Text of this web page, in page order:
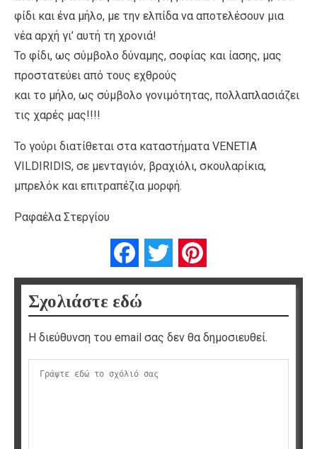
φίδι και ένα μήλο, με την ελπίδα να αποτελέσουν μια
νέα αρχή γι’ αυτή τη χρονιά!
Το φίδι, ως σύμβολο δύναμης, σοφίας και ίασης, μας
προστατεύει από τους εχθρούς
και το μήλο, ως σύμβολο γονιμότητας, πολλαπλασιάζει
τις χαρές μας!!!!
Το γούρι διατίθεται στα καταστήματα VENETIA
VILDIRIDIS, σε μενταγιόν, βραχιόλι, σκουλαρίκια,
μπρελόκ και επιτραπέζια μορφή.
Ραφαέλα Στεργίου
FacebookTwitter
Σχολιάστε εδώ
Η διεύθυνση του email σας δεν θα δημοσιευθεί.